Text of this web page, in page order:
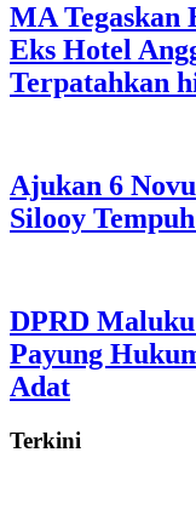
MA Tegaskan
Eks Hotel
Terpatahkan
Ajukan 6
Silooy
DPRD
Payung
Adat
Terkini